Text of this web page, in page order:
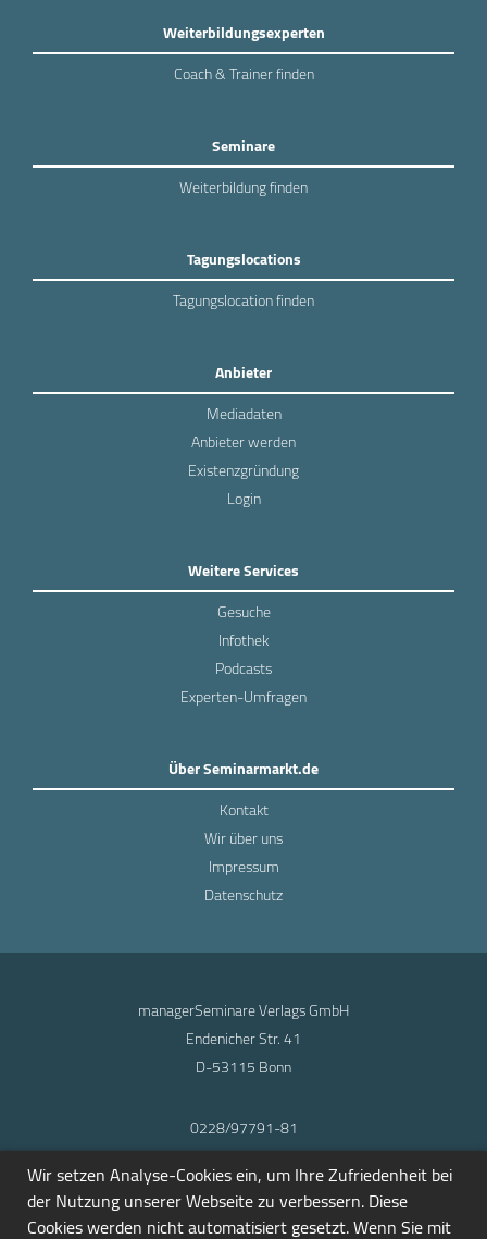
Weiterbildungsexperten
Coach & Trainer finden
Seminare
Weiterbildung finden
Tagungslocations
Tagungslocation finden
Anbieter
Mediadaten
Anbieter werden
Existenzgründung
Login
Weitere Services
Gesuche
Infothek
Podcasts
Experten-Umfragen
Über Seminarmarkt.de
Kontakt
Wir über uns
Impressum
Datenschutz
managerSeminare Verlags GmbH
Endenicher Str. 41
D-53115 Bonn
0228/97791-81
info@seminarmarkt.de
© 2001-2026
Wir setzen Analyse-Cookies ein, um Ihre Zufriedenheit bei
der Nutzung unserer Webseite zu verbessern. Diese
Cookies werden nicht automatisiert gesetzt. Wenn Sie mit